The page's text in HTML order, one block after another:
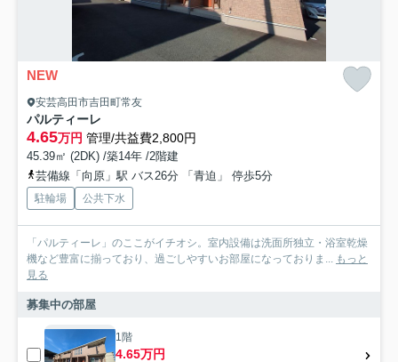
NEW
安芸高田市吉田町常友
パルティーレ
4.65万円 管理/共益費2,800円
45.39㎡ (2DK) /築14年 /2階建
芸備線「向原」駅 バス26分 「青迫」 停歩5分
駐輪場 公共下水
「パルティーレ」のここがイチオシ。室内設備は洗面所独立・浴室乾燥
機など豊富に揃っており、過ごしやすいお部屋になっておりま... もっと
見る
募集中の部屋
1階
4.65万円